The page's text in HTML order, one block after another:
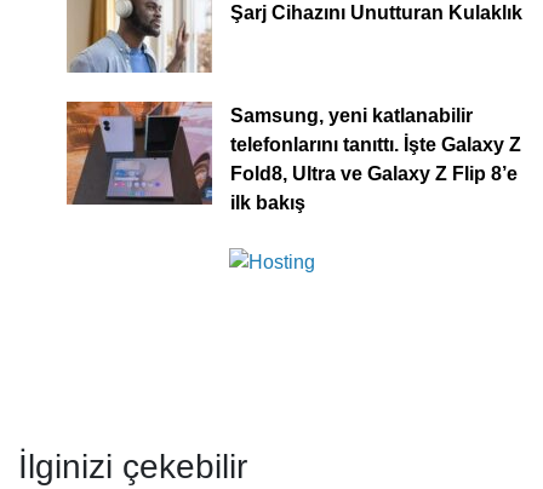
Şarj Cihazını Unutturan Kulaklık
Samsung, yeni katlanabilir
telefonlarını tanıttı. İşte Galaxy Z
Fold8, Ultra ve Galaxy Z Flip 8’e
ilk bakış
İlginizi çekebilir